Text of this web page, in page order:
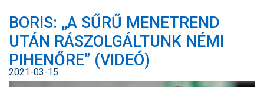
JEGYÉRTÉKESÍTÉS
WEBSHOP
STADION
EGYESÜLET
KAPCSOLAT
NYITÓLAP
BORIS: „A SŰRŰ MENETREND
UTÁN RÁSZOLGÁLTUNK NÉMI
PIHENŐRE” (VIDEÓ)
2021-03-15